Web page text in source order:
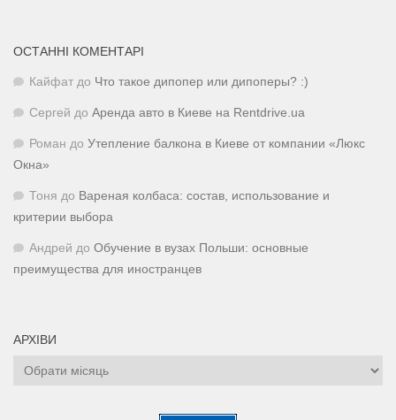
ОСТАННІ КОМЕНТАРІ
Кайфат до Что такое дипопер или дипоперы? :)
Сергей до Аренда авто в Киеве на Rentdrive.ua
Роман до Утепление балкона в Киеве от компании «Люкс
Окна»
Тоня до Вареная колбаса: состав, использование и
критерии выбора
Андрей до Обучение в вузах Польши: основные
преимущества для иностранцев
АРХІВИ
Архіви